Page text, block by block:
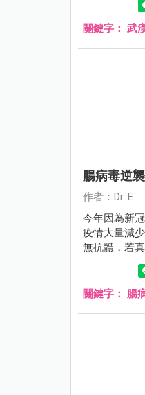
關鍵字： 武
腸病毒逆
作者：Dr. E
今年因為新
疫情大量減
無抗體，若
關鍵字： 腸